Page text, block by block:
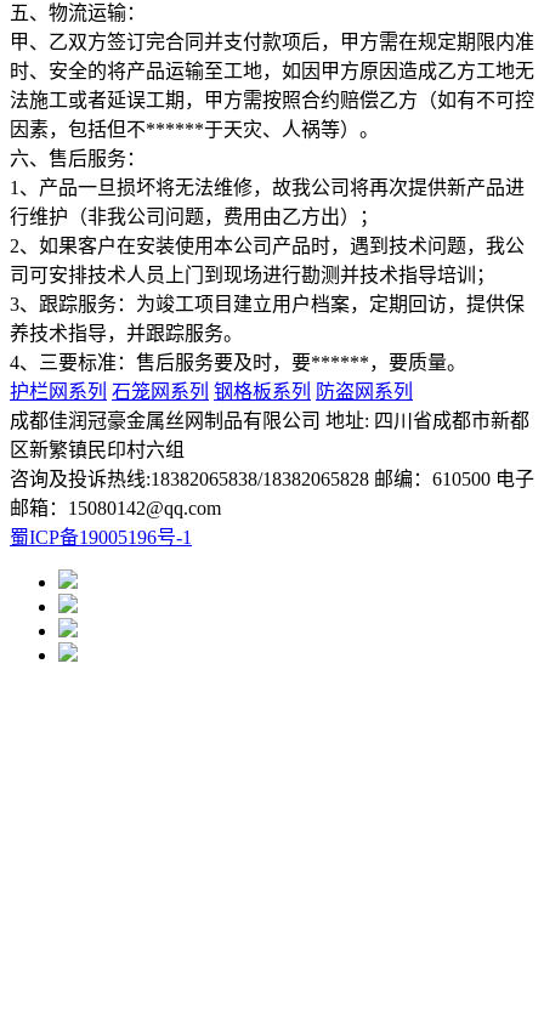
五、物流运输：
甲、乙双方签订完合同并支付款项后，甲方需在规定期限内准
时、安全的将产品运输至工地，如因甲方原因造成乙方工地无
法施工或者延误工期，甲方需按照合约赔偿乙方（如有不可控
因素，包括但不******于天灾、人祸等）。
六、售后服务：
1、产品一旦损坏将无法维修，故我公司将再次提供新产品进
行维护（非我公司问题，费用由乙方出）；
2、如果客户在安装使用本公司产品时，遇到技术问题，我公
司可安排技术人员上门到现场进行勘测并技术指导培训；
3、跟踪服务：为竣工项目建立用户档案，定期回访，提供保
养技术指导，并跟踪服务。
4、三要标准：售后服务要及时，要******，要质量。
护栏网系列 石笼网系列 钢格板系列
防盗网系列
成都佳润冠豪金属丝网制品有限公司 地址: 四川省成都市新都
区新繁镇民印村六组
咨询及投诉热线:18382065838/18382065828 邮编：610500 电子
邮箱：15080142@qq.com
蜀ICP备19005196号-1